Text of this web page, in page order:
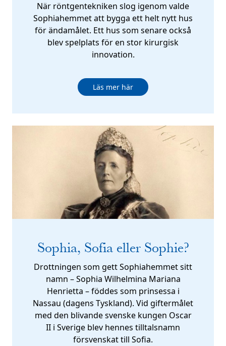
När röntgentekniken slog igenom valde
Sophiahemmet att bygga ett helt nytt hus
för ändamålet. Ett hus som senare också
blev spelplats för en stor kirurgisk
innovation.
Läs mer här
Sophia, Sofia eller Sophie?
Drottningen som gett Sophiahemmet sitt
namn – Sophia Wilhelmina Mariana
Henrietta – föddes som prinsessa i
Nassau (dagens Tyskland). Vid giftermålet
med den blivande svenske kungen Oscar
II i Sverige blev hennes tilltalsnamn
försvenskat till Sofia.